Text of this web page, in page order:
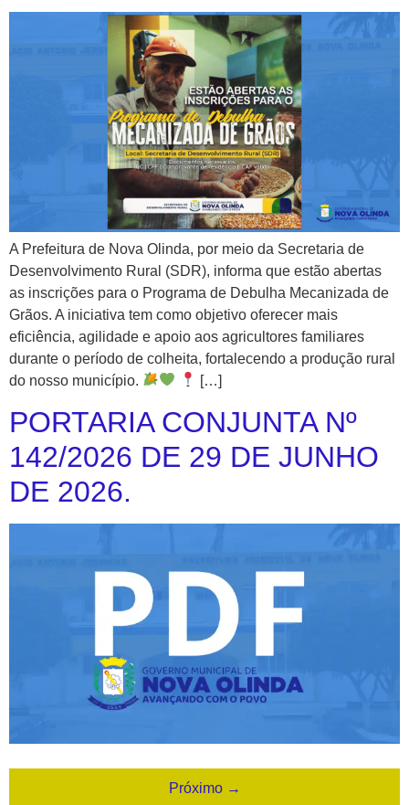
A Prefeitura de Nova Olinda, por meio da Secretaria de
Desenvolvimento Rural (SDR), informa que estão abertas
as inscrições para o Programa de Debulha Mecanizada de
Grãos. A iniciativa tem como objetivo oferecer mais
eficiência, agilidade e apoio aos agricultores familiares
durante o período de colheita, fortalecendo a produção rural
do nosso município.
[…]
PORTARIA CONJUNTA Nº
142/2026 DE 29 DE JUNHO
DE 2026.
Próximo →